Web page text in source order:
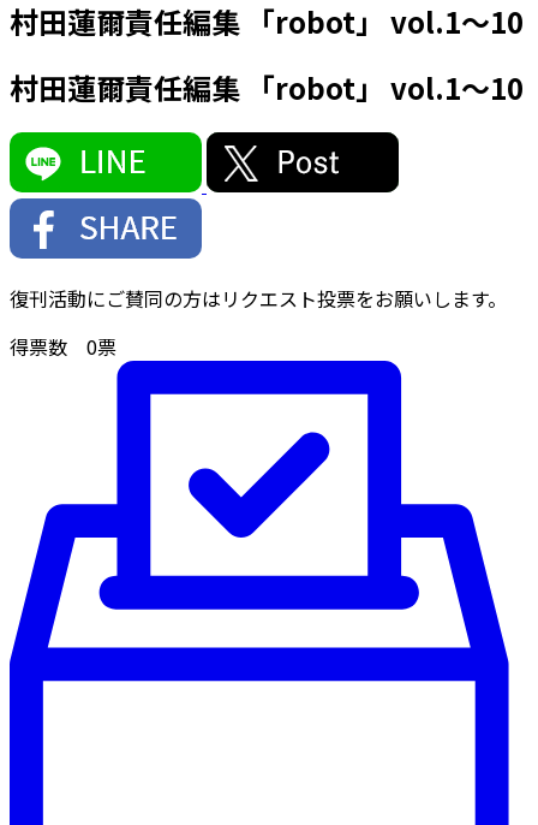
村田蓮爾責任編集 「robot」 vol.1～10
村田蓮爾責任編集 「robot」 vol.1～10
復刊活動にご賛同の方はリクエスト投票をお願いします。
得票数 0票